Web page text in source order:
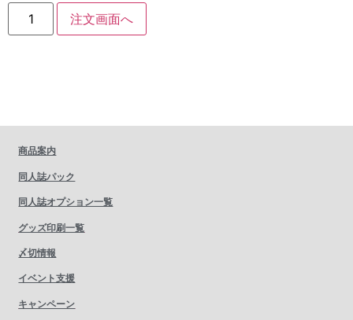
注文画面へ
商品案内
同人誌パック
同人誌オプション一覧
グッズ印刷一覧
〆切情報
イベント支援
キャンペーン